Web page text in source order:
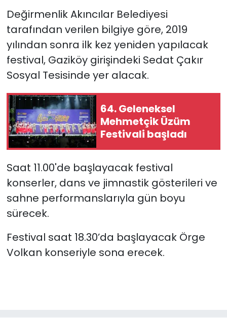
Değirmenlik Akıncılar Belediyesi
tarafından verilen bilgiye göre, 2019
yılından sonra ilk kez yeniden yapılacak
festival, Gaziköy girişindeki Sedat Çakır
Sosyal Tesisinde yer alacak.
64. Geleneksel
Mehmetçik Üzüm
Festivali başladı
Saat 11.00'de başlayacak festival
konserler, dans ve jimnastik gösterileri ve
sahne performanslarıyla gün boyu
sürecek.
Festival saat 18.30’da başlayacak Örge
Volkan konseriyle sona erecek.
Spor
Teknoloji
TÜRKiYE
Video Galeri
YAŞAM
Yazarlar